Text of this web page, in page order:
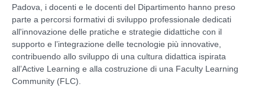
Padova, i docenti e le docenti del Dipartimento hanno preso
parte a percorsi formativi di sviluppo professionale dedicati
all'innovazione delle pratiche e strategie didattiche con il
supporto e l’integrazione delle tecnologie più innovative,
contribuendo allo sviluppo di una cultura didattica ispirata
all’Active Learning e alla costruzione di una Faculty Learning
Community (FLC).